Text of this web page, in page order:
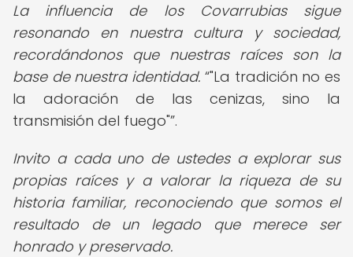
La influencia de los Covarrubias sigue
resonando en nuestra cultura y sociedad,
recordándonos que nuestras raíces son la
base de nuestra identidad. "La tradición no es
la adoración de las cenizas, sino la
transmisión del fuego" .
Invito a cada uno de ustedes a explorar sus
propias raíces y a valorar la riqueza de su
historia familiar, reconociendo que somos el
resultado de un legado que merece ser
honrado y preservado.